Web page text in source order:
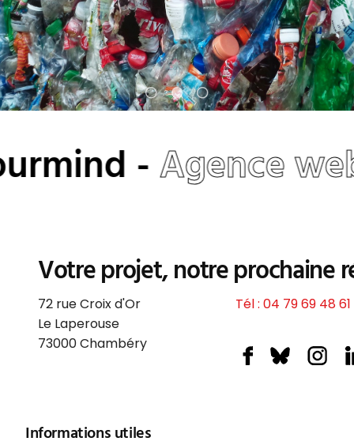
-Agence
Votre projet, notre prochaine
72 rue Croix d'Or
Le Laperouse
73000Chambéry
Tél : 04 79 69 48 61
Informations utiles